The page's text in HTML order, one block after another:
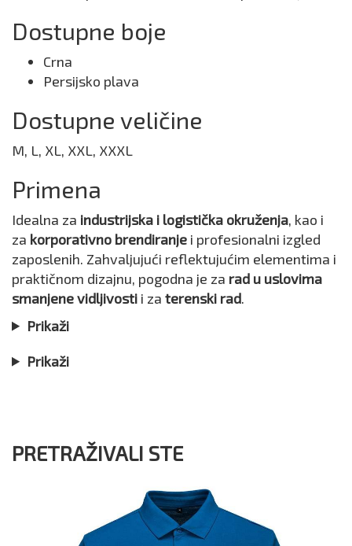
Dostupne boje
Crna
Persijsko plava
Dostupne veličine
M, L, XL, XXL, XXXL
Primena
Idealna za industrijska i logistička okruženja, kao i
za korporativno brendiranje i profesionalni izgled
zaposlenih. Zahvaljujući reflektujućim elementima i
praktičnom dizajnu, pogodna je za rad u uslovima
smanjene vidljivosti i za terenski rad.
Prikaži
Prikaži
PRETRAŽIVALI STE